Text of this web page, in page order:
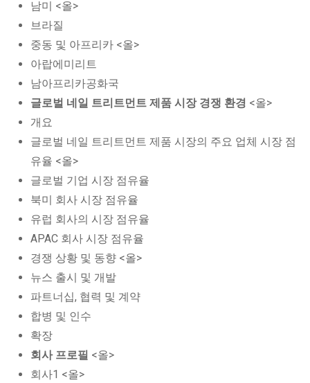
남미 <올>
브라질
중동 및 아프리카 <올>
아랍에미리트
남아프리카공화국
글로벌 네일 트리트먼트 제품 시장 경쟁 환경 <올>
개요
글로벌 네일 트리트먼트 제품 시장의 주요 업체 시장 점
유율 <올>
글로벌 기업 시장 점유율
북미 회사 시장 점유율
유럽 회사의 시장 점유율
APAC 회사 시장 점유율
경쟁 상황 및 동향 <올>
뉴스 출시 및 개발
파트너십, 협력 및 계약
합병 및 인수
확장
회사 프로필 <올>
회사1 <올>